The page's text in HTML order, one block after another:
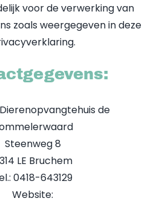
voor de verwerking van
zoals weergegeven in deze
de
Steenweg 8
LE Bruchem
0418-643129
Website: